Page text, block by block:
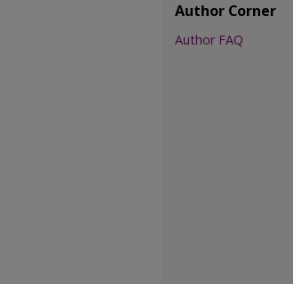
Author Corner
Author FAQ